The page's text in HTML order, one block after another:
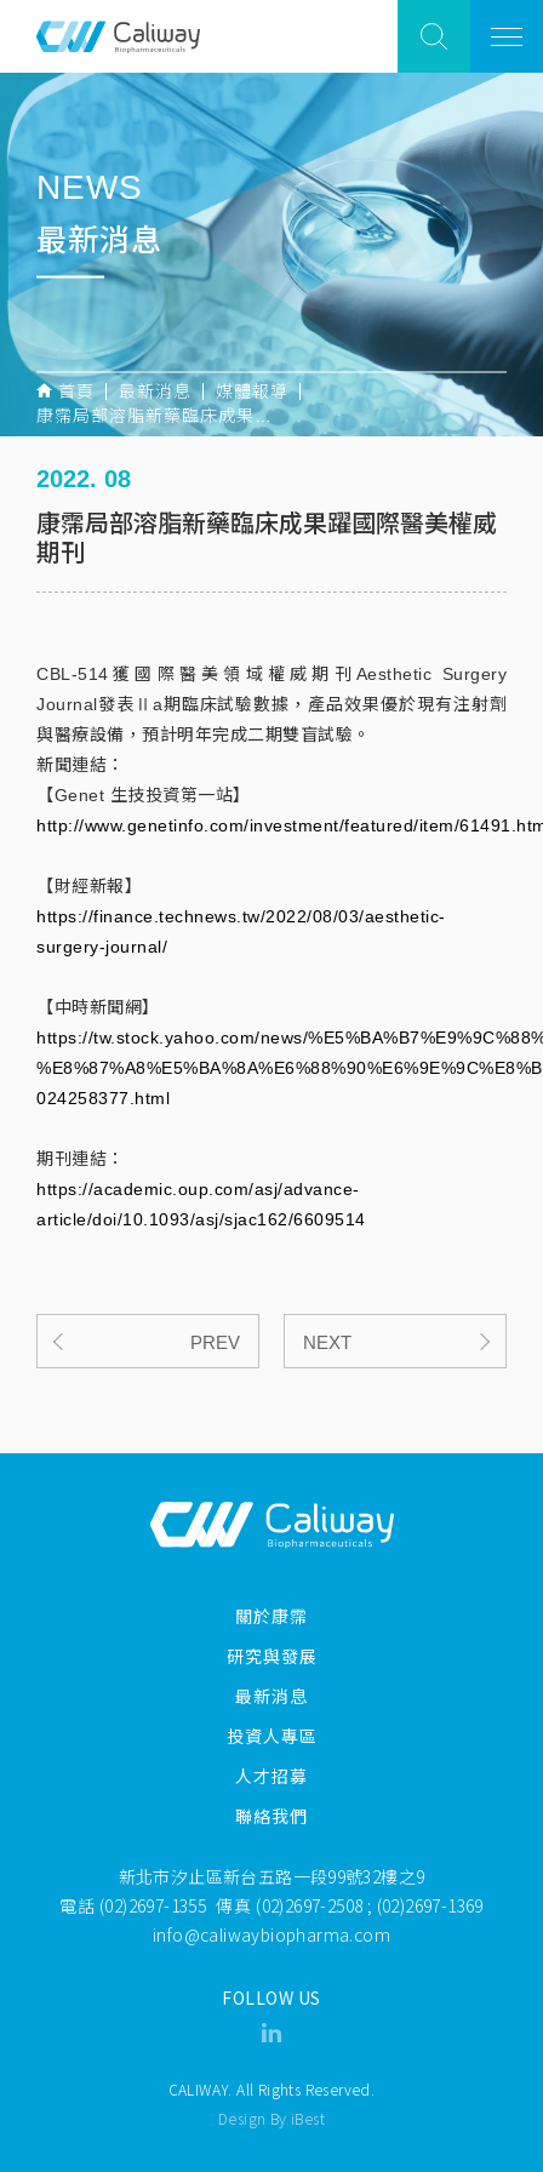
NEWS
最新消息
首頁 最新消息
媒體報導
康霈局部溶脂新藥臨床成果躍國際醫美權威期刊
2022. 08
康霈局部溶脂新藥臨床成果躍國際醫美權威
期刊
CBL-514獲國際醫美領域權威期刊Aesthetic Surgery
Journal發表Ⅱa期臨床試驗數據，產品效果優於現有注射劑
與醫療設備，預計明年完成二期雙盲試驗。
新聞連結：
【Genet 生技投資第一站】
http://www.genetinfo.com/investment/featured/item/
【財經新報】
https://finance.technews.tw/2022/08/03/aesthetic-
surgery-journal/
【中時新聞網】
https://tw.stock.yahoo.com/news/
024258377.html
期刊連結：
https://academic.oup.com/asj/advance-
article/doi/10.1093/asj/sjac162/6609514
PREV NEXT
關於康霈
研究與發展
最新消息
投資人專區
人才招募
聯絡我們
FOLLOW US
新北市汐止區新台五路一段99號32樓之9
電話 (02)2697-1355 傳真 (02)2697-2508 ; (02)2697-1369
info@caliwaybiopharma.com
CALIWAY. All Rights Reserved.
Design By iBest